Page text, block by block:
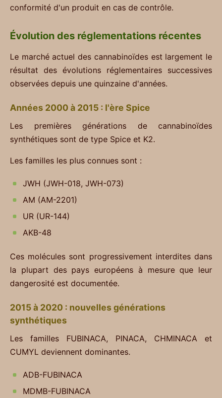
conformité d'un produit en cas de contrôle.
Évolution des réglementations récentes
Le marché actuel des cannabinoïdes est largement le
résultat des évolutions réglementaires successives
observées depuis une quinzaine d'années.
Années 2000 à 2015 : l'ère Spice
Les premières générations de cannabinoïdes
synthétiques sont de type Spice et K2.
Les familles les plus connues sont :
JWH (JWH-018, JWH-073)
AM (AM-2201)
UR (UR-144)
AKB-48
Ces molécules sont progressivement interdites dans
la plupart des pays européens à mesure que leur
dangerosité est documentée.
2015 à 2020 : nouvelles générations
synthétiques
Les familles FUBINACA, PINACA, CHMINACA et
CUMYL deviennent dominantes.
ADB-FUBINACA
MDMB-FUBINACA